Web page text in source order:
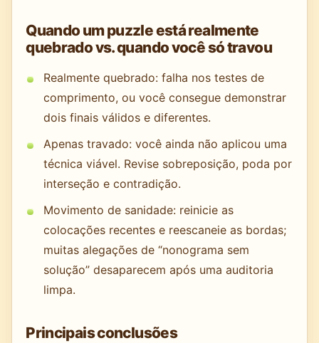
Quando um puzzle está realmente
quebrado vs. quando você só travou
Realmente quebrado: falha nos testes de
comprimento, ou você consegue demonstrar
dois finais válidos e diferentes.
Apenas travado: você ainda não aplicou uma
técnica viável. Revise sobreposição, poda por
interseção e contradição.
Movimento de sanidade: reinicie as
colocações recentes e reescaneie as bordas;
muitas alegações de “nonograma sem
solução” desaparecem após uma auditoria
limpa.
Principais conclusões